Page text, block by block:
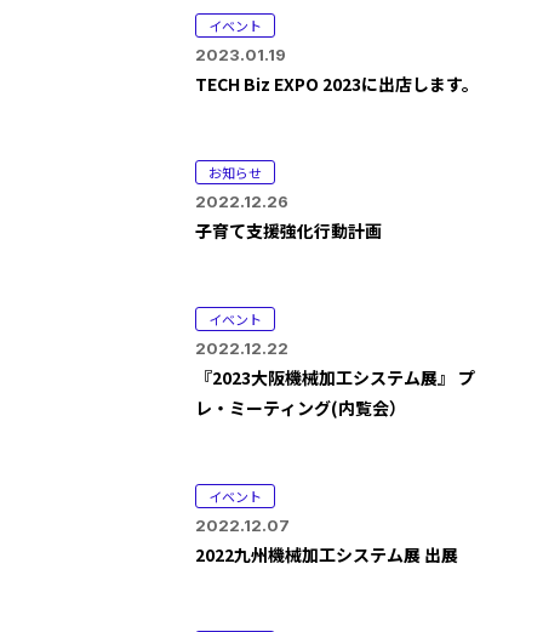
イベント
2023.01.19
TECH Biz EXPO 2023に出店します。
お知らせ
2022.12.26
子育て支援強化行動計画
イベント
2022.12.22
『2023大阪機械加工システム展』 プ
レ・ミーティング(内覧会）
イベント
2022.12.07
2022九州機械加工システム展 出展